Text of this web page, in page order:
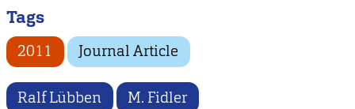
Tags
2011 Journal Article
Ralf Lübben M. Fidler